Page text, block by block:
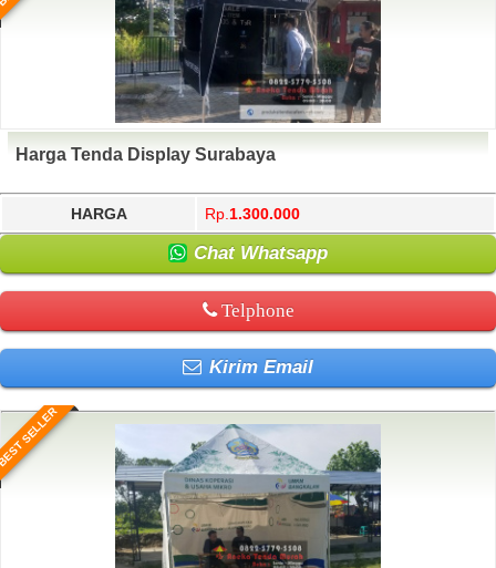
Harga Tenda Display Surabaya
HARGA Rp. 1.300.000
Chat Whatsapp
Telphone
Kirim Email
SELLER